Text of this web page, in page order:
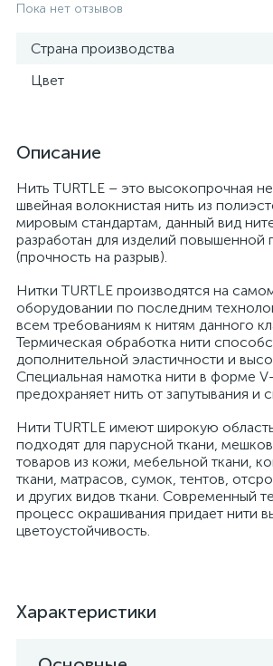
Пока нет отзывов
Страна производства
Цвет
Описание
Нить TURTLE – это высокопрочная
швейная волокнистая нить из
мировым стандартам, данный вид
разработан для изделий повышенной
(прочность на разрыв).
Нитки TURTLE производятся на
оборудовании по последним
всем требованиям к нитям данного
Термическая обработка нити
дополнительной эластичности и
Специальная намотка нити в форме
предохраняет нить от запутывания и
Нити TURTLE имеют широкую
подходят для парусной ткани,
товаров из кожи, мебельной ткани,
ткани, матрасов, сумок, тентов,
и других видов ткани. Современный
процесс окрашивания придает нити
цветоустойчивость.
Характеристики